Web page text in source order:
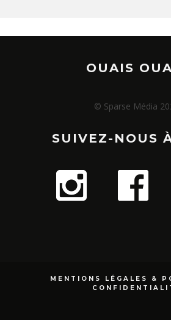
OUAIS
© Sparse Média
SUIVEZ-NOUS
MENTIONS LÉGALES &